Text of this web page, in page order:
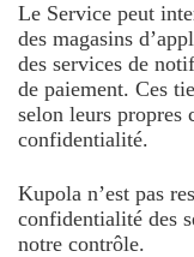
Le Service peut
des magasins
des services de
de paiement. Ces
selon leurs propres
confidentialité.
Kupola n’est pas
confidentialité des
notre contrôle.